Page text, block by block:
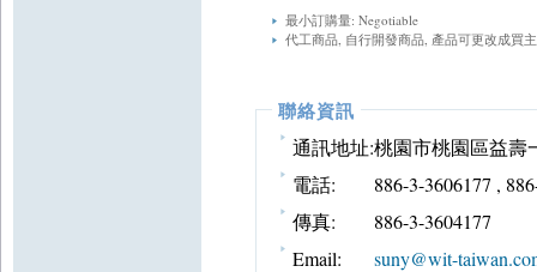
最小訂購量: Negotiable
代工商品, 自行開發商品, 產品可更改成買
聯絡資訊
通訊地址:桃園市桃園區益壽
電話:
886-3-3606177 ,
傳真:
886-3-3604177
Email:
suny@wit-